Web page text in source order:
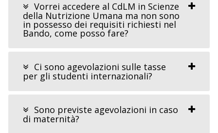
Vorrei accedere al CdLM in Scienze
della Nutrizione Umana ma non sono
in possesso dei requisiti richiesti nel
Bando, come posso fare?
Ci sono agevolazioni sulle tasse
per gli studenti internazionali?
Sono previste agevolazioni in caso
di maternità?